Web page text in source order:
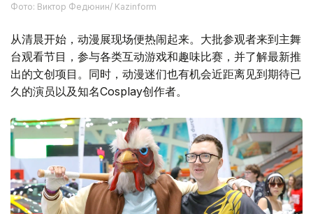
Фото: Виктор Федюнин/ Kazinform
从清晨开始，动漫展现场便热闹起来。大批参观者来到主舞
台观看节目，参与各类互动游戏和趣味比赛，并了解最新推
出的文创项目。同时，动漫迷们也有机会近距离见到期待已
久的演员以及知名Cosplay创作者。